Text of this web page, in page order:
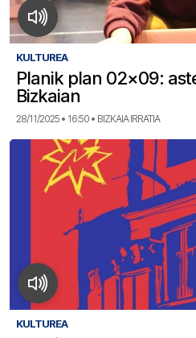
KULTUREA
Planik plan 02×09:
Bizkaian
28/11/2025 • 16:50 • BIZKAIA IRRATIA
KULTUREA